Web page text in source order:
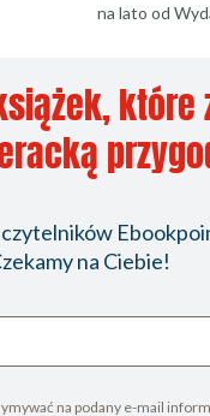
na lato od
które
czytelników
na Ciebie!
na podany e-mail